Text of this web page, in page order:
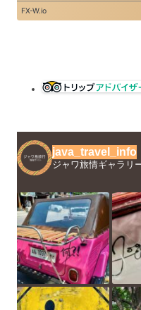
java_travel_info
ジャワ旅情ギャラリ